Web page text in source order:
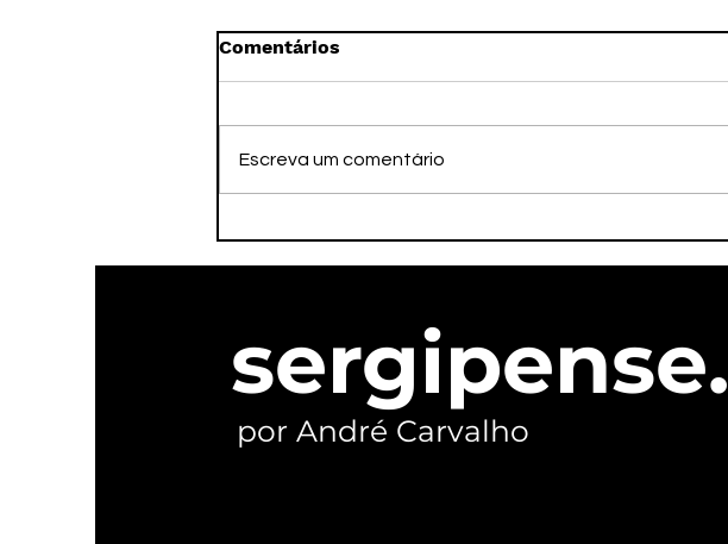
Comentários
Escreva um comentário
sergipense.
por André Carvalho